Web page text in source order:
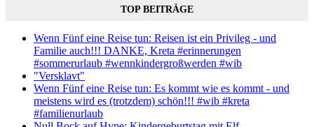
TOP BEITRÄGE
Wenn Fünf eine Reise tun: Reisen ist ein Privileg - und
Familie auch!!! DANKE, Kreta #erinnerungen
#sommerurlaub #wennkindergroßwerden #wib
"Versklavt"
Wenn Fünf eine Reise tun: Es kommt wie es kommt - und
meistens wird es (trotzdem) schön!!! #wib #kreta
#familienurlaub